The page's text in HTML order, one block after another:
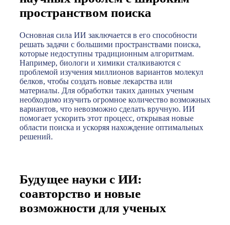
пространством поиска
Основная сила ИИ заключается в его способности
решать задачи с большими пространствами поиска,
которые недоступны традиционным алгоритмам.
Например, биологи и химики сталкиваются с
проблемой изучения миллионов вариантов молекул
белков, чтобы создать новые лекарства или
материалы. Для обработки таких данных ученым
необходимо изучить огромное количество возможных
вариантов, что невозможно сделать вручную. ИИ
помогает ускорить этот процесс, открывая новые
области поиска и ускоряя нахождение оптимальных
решений.
Будущее науки с ИИ:
соавторство и новые
возможности для ученых